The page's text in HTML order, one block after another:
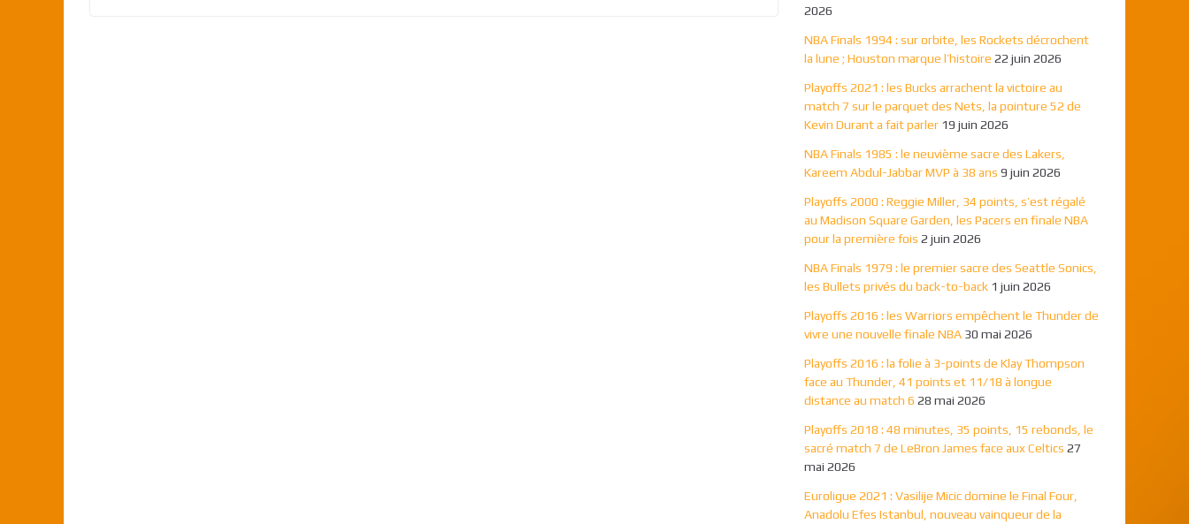
2026
NBA Finals 1994 : sur orbite, les Rockets décrochent
la lune ; Houston marque l’histoire 22 juin 2026
Playoffs 2021 : les Bucks arrachent la victoire au
match 7 sur le parquet des Nets, la pointure 52 de
Kevin Durant a fait parler 19 juin 2026
NBA Finals 1985 : le neuvième sacre des Lakers,
Kareem Abdul-Jabbar MVP à 38 ans 9 juin 2026
Playoffs 2000 : Reggie Miller, 34 points, s’est régalé
au Madison Square Garden, les Pacers en finale NBA
pour la première fois 2 juin 2026
NBA Finals 1979 : le premier sacre des Seattle Sonics,
les Bullets privés du back-to-back 1 juin 2026
Playoffs 2016 : les Warriors empêchent le Thunder de
vivre une nouvelle finale NBA 30 mai 2026
Playoffs 2016 : la folie à 3-points de Klay Thompson
face au Thunder, 41 points et 11/18 à longue
distance au match 6 28 mai 2026
Playoffs 2018 : 48 minutes, 35 points, 15 rebonds, le
sacré match 7 de LeBron James face aux Celtics 27
mai 2026
Euroligue 2021 : Vasilije Micic domine le Final Four,
Anadolu Efes Istanbul, nouveau vainqueur de la